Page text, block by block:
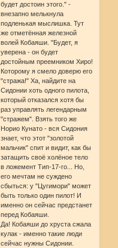
будет достоин этого." -
внезапно мелькнула
подленькая мыслишка. Тут
же отметённая железной
волей Кобаяши. "Будет, я
уверена - он будет
достойным преемником Хиро!
Которому я смело доверю его
"стража!" Ха, найдите на
Сидонии хоть одного пилота,
который отказался хотя бы
раз управлять легендарным
"стражем". Взять того же
Норио Кунато - вся Сидония
знает, что этот "золотой
мальчик" спит и видит, как бы
затащить своё холёное тело
в ложемент Тип-17-го... Но,
его мечтам не суждено
сбыться: у "Цугимори" может
быть только один пилот! И
именно он сейчас предстанет
перед Кобаяши.
Да! Кобаяши до хруста сжала
кулак - именно такие люди
сейчас нужны Сидонии.